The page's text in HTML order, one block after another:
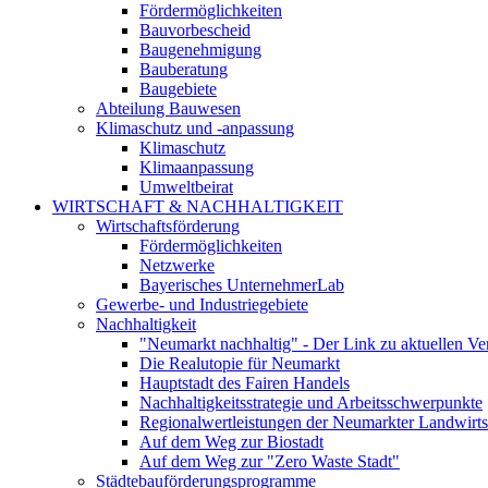
Fördermöglichkeiten
Bauvorbescheid
Baugenehmigung
Bauberatung
Baugebiete
Abteilung Bauwesen
Klimaschutz und -anpassung
Klimaschutz
Klimaanpassung
Umweltbeirat
WIRTSCHAFT & NACHHALTIGKEIT
Wirtschaftsförderung
Fördermöglichkeiten
Netzwerke
Bayerisches UnternehmerLab
Gewerbe- und Industriegebiete
Nachhaltigkeit
"Neumarkt nachhaltig" - Der Link zu aktuellen
Die Realutopie für Neumarkt
Hauptstadt des Fairen Handels
Nachhaltigkeitsstrategie und Arbeitsschwerpunkte
Regionalwertleistungen der Neumarkter
Auf dem Weg zur Biostadt
Auf dem Weg zur "Zero Waste Stadt"
Städtebauförderungsprogramme